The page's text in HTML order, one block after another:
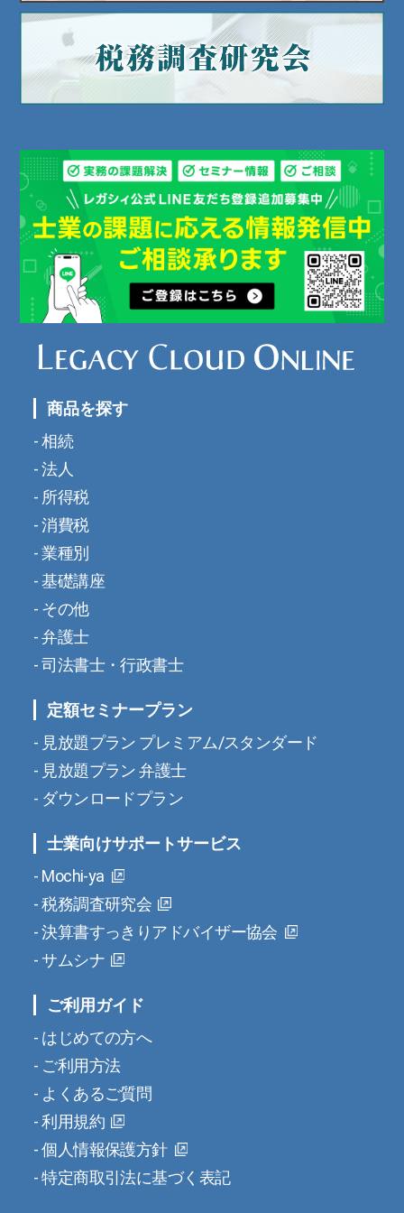
商品を探す
相続
法人
所得税
消費税
業種別
基礎講座
その他
弁護士
司法書士・行政書士
定額セミナープラン
見放題プラン プレミアム/スタンダード
見放題プラン 弁護士
ダウンロードプラン
士業向けサポートサービス
Mochi-ya
税務調査研究会
決算書すっきりアドバイザー協会
サムシナ
ご利用ガイド
はじめての方へ
ご利用方法
よくあるご質問
利用規約
個人情報保護方針
特定商取引法に基づく表記